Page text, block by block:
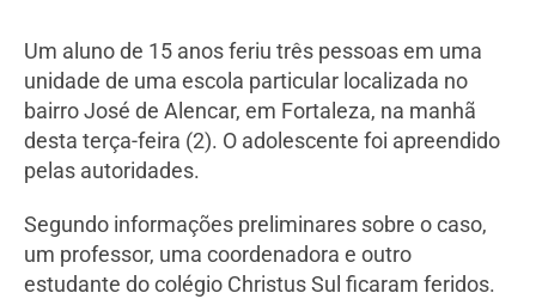
Um aluno de 15 anos feriu três pessoas em uma
unidade de uma escola particular localizada no
bairro José de Alencar, em Fortaleza, na manhã
desta terça-feira (2). O adolescente foi apreendido
pelas autoridades.
Segundo informações preliminares sobre o caso,
um professor, uma coordenadora e outro
estudante do colégio Christus Sul ficaram feridos.